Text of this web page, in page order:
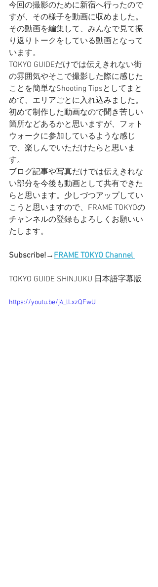
今回の撮影のために新宿へ行ったので
すが、その様子を動画に収めました。
その動画を編集して、みんなで見て振
り返りトークをしている動画となって
います。
TOKYO GUIDEだけでは伝えきれない街
の雰囲気やそこで撮影した際に感じた
ことを簡単なShooting Tipsとしてまと
めて、エリアごとに入れ込みました。
初めて制作した動画なので聞き苦しい
箇所などあるかと思いますが、フォト
ウォークに参加しているような感じ
で、楽しんでいただけたらと思いま
す。
ブログ記事や写真だけでは伝えきれな
い部分を今後も動画として共有できた
らと思います。少しづつアップしてい
こうと思いますので、FRAME TOKYOの
チャンネルの登録もよろしくお願いい
たします。
Subscribe!→FRAME TOKYO Channel
TOKYO GUIDE SHINJUKU 日本語字幕版
https://youtu.be/j4_lLxzQFwU